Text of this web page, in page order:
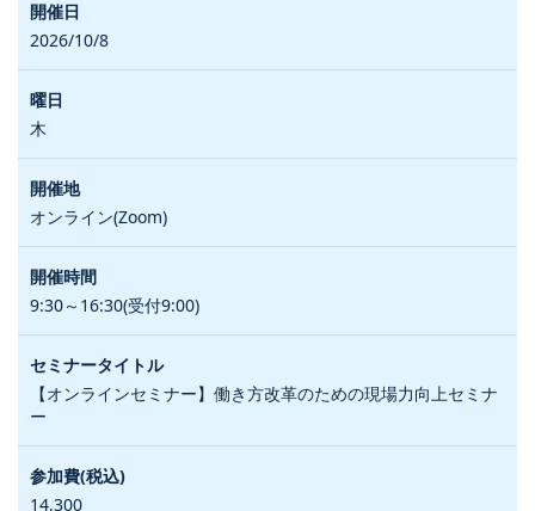
2026/10/8
木
オンライン(Zoom)
9:30～16:30(受付9:00)
【オンラインセミナー】働き方改革のための現場力向上セミナ
ー
14,300